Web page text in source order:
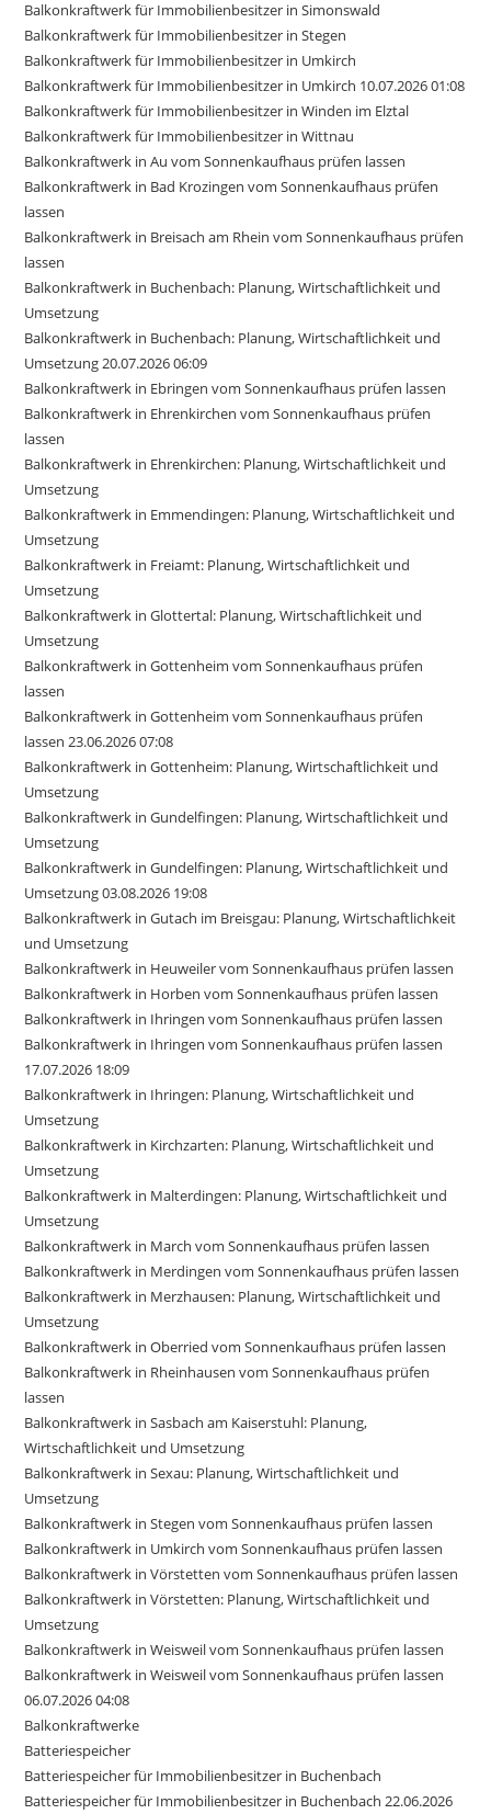
Balkonkraftwerk für Immobilienbesitzer in Simonswald
Balkonkraftwerk für Immobilienbesitzer in Stegen
Balkonkraftwerk für Immobilienbesitzer in Umkirch
Balkonkraftwerk für Immobilienbesitzer in Umkirch 10.07.2026 01:08
Balkonkraftwerk für Immobilienbesitzer in Winden im Elztal
Balkonkraftwerk für Immobilienbesitzer in Wittnau
Balkonkraftwerk in Au vom Sonnenkaufhaus prüfen lassen
Balkonkraftwerk in Bad Krozingen vom Sonnenkaufhaus prüfen
lassen
Balkonkraftwerk in Breisach am Rhein vom Sonnenkaufhaus prüfen
lassen
Balkonkraftwerk in Buchenbach: Planung, Wirtschaftlichkeit und
Umsetzung
Balkonkraftwerk in Buchenbach: Planung, Wirtschaftlichkeit und
Umsetzung 20.07.2026 06:09
Balkonkraftwerk in Ebringen vom Sonnenkaufhaus prüfen lassen
Balkonkraftwerk in Ehrenkirchen vom Sonnenkaufhaus prüfen
lassen
Balkonkraftwerk in Ehrenkirchen: Planung, Wirtschaftlichkeit und
Umsetzung
Balkonkraftwerk in Emmendingen: Planung, Wirtschaftlichkeit und
Umsetzung
Balkonkraftwerk in Freiamt: Planung, Wirtschaftlichkeit und
Umsetzung
Balkonkraftwerk in Glottertal: Planung, Wirtschaftlichkeit und
Umsetzung
Balkonkraftwerk in Gottenheim vom Sonnenkaufhaus prüfen
lassen
Balkonkraftwerk in Gottenheim vom Sonnenkaufhaus prüfen
lassen 23.06.2026 07:08
Balkonkraftwerk in Gottenheim: Planung, Wirtschaftlichkeit und
Umsetzung
Balkonkraftwerk in Gundelfingen: Planung, Wirtschaftlichkeit und
Umsetzung
Balkonkraftwerk in Gundelfingen: Planung, Wirtschaftlichkeit und
Umsetzung 03.08.2026 19:08
Balkonkraftwerk in Gutach im Breisgau: Planung, Wirtschaftlichkeit
und Umsetzung
Balkonkraftwerk in Heuweiler vom Sonnenkaufhaus prüfen lassen
Balkonkraftwerk in Horben vom Sonnenkaufhaus prüfen lassen
Balkonkraftwerk in Ihringen vom Sonnenkaufhaus prüfen lassen
Balkonkraftwerk in Ihringen vom Sonnenkaufhaus prüfen lassen
17.07.2026 18:09
Balkonkraftwerk in Ihringen: Planung, Wirtschaftlichkeit und
Umsetzung
Balkonkraftwerk in Kirchzarten: Planung, Wirtschaftlichkeit und
Umsetzung
Balkonkraftwerk in Malterdingen: Planung, Wirtschaftlichkeit und
Umsetzung
Balkonkraftwerk in March vom Sonnenkaufhaus prüfen lassen
Balkonkraftwerk in Merdingen vom Sonnenkaufhaus prüfen lassen
Balkonkraftwerk in Merzhausen: Planung, Wirtschaftlichkeit und
Umsetzung
Balkonkraftwerk in Oberried vom Sonnenkaufhaus prüfen lassen
Balkonkraftwerk in Rheinhausen vom Sonnenkaufhaus prüfen
lassen
Balkonkraftwerk in Sasbach am Kaiserstuhl: Planung,
Wirtschaftlichkeit und Umsetzung
Balkonkraftwerk in Sexau: Planung, Wirtschaftlichkeit und
Umsetzung
Balkonkraftwerk in Stegen vom Sonnenkaufhaus prüfen lassen
Balkonkraftwerk in Umkirch vom Sonnenkaufhaus prüfen lassen
Balkonkraftwerk in Vörstetten vom Sonnenkaufhaus prüfen lassen
Balkonkraftwerk in Vörstetten: Planung, Wirtschaftlichkeit und
Umsetzung
Balkonkraftwerk in Weisweil vom Sonnenkaufhaus prüfen lassen
Balkonkraftwerk in Weisweil vom Sonnenkaufhaus prüfen lassen
06.07.2026 04:08
Balkonkraftwerke
Batteriespeicher
Batteriespeicher für Immobilienbesitzer in Buchenbach
Batteriespeicher für Immobilienbesitzer in Buchenbach 22.06.2026